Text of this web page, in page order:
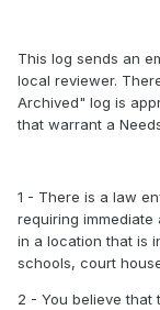
This log sends an
local reviewer.
Archived" log is
that warrant a
1 - There is a law
requiring
in a location that is
schools, court
2 - You believe that